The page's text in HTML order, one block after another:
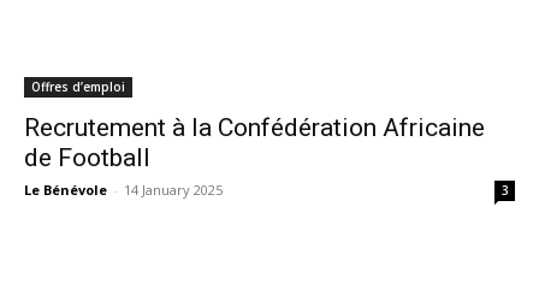
Offres d’emploi
Recrutement à la Confédération Africaine
de Football
Le Bénévole - 14 January 2025 3